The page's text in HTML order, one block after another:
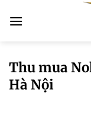
qua
Thu mua
Hà Nội